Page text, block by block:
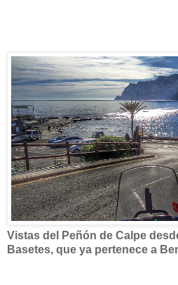
Vistas del Peñón de Calpe
Basetes, que ya pertenece a